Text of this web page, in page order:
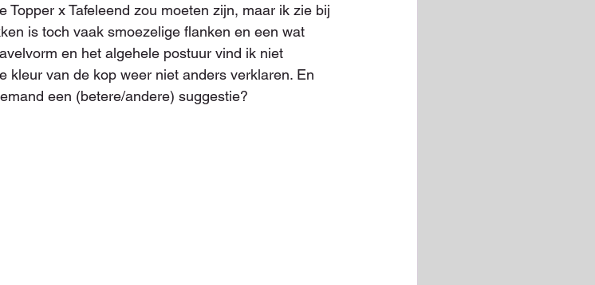
x Tafeleend zou moeten zijn, maar ik zie bij
is toch vaak smoezelige flanken en een wat
en het algehele postuur vind ik niet
kleur van de kop weer niet anders verklaren. En
een (betere/andere) suggestie?